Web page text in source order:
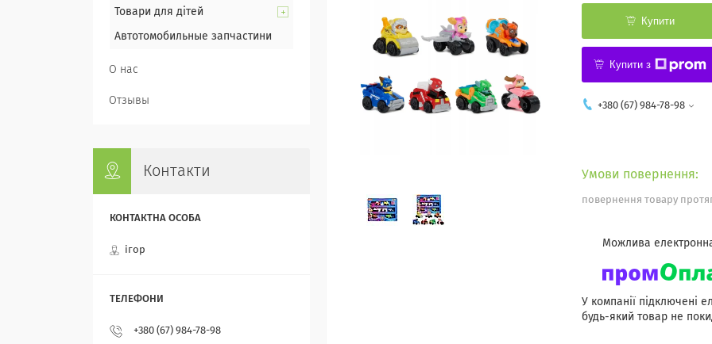
Купити
Купити з
+380 (67) 984-78-98
повернення товару
У компанії підключені
будь-який товар не
Товари для дітей
Автотомобильные запчастини
О нас
Отзывы
Контакти
ігор
+380 (67) 984-78-98